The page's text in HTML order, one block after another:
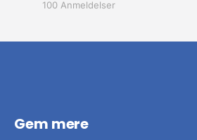
100 Anmeldelser
Gem mere